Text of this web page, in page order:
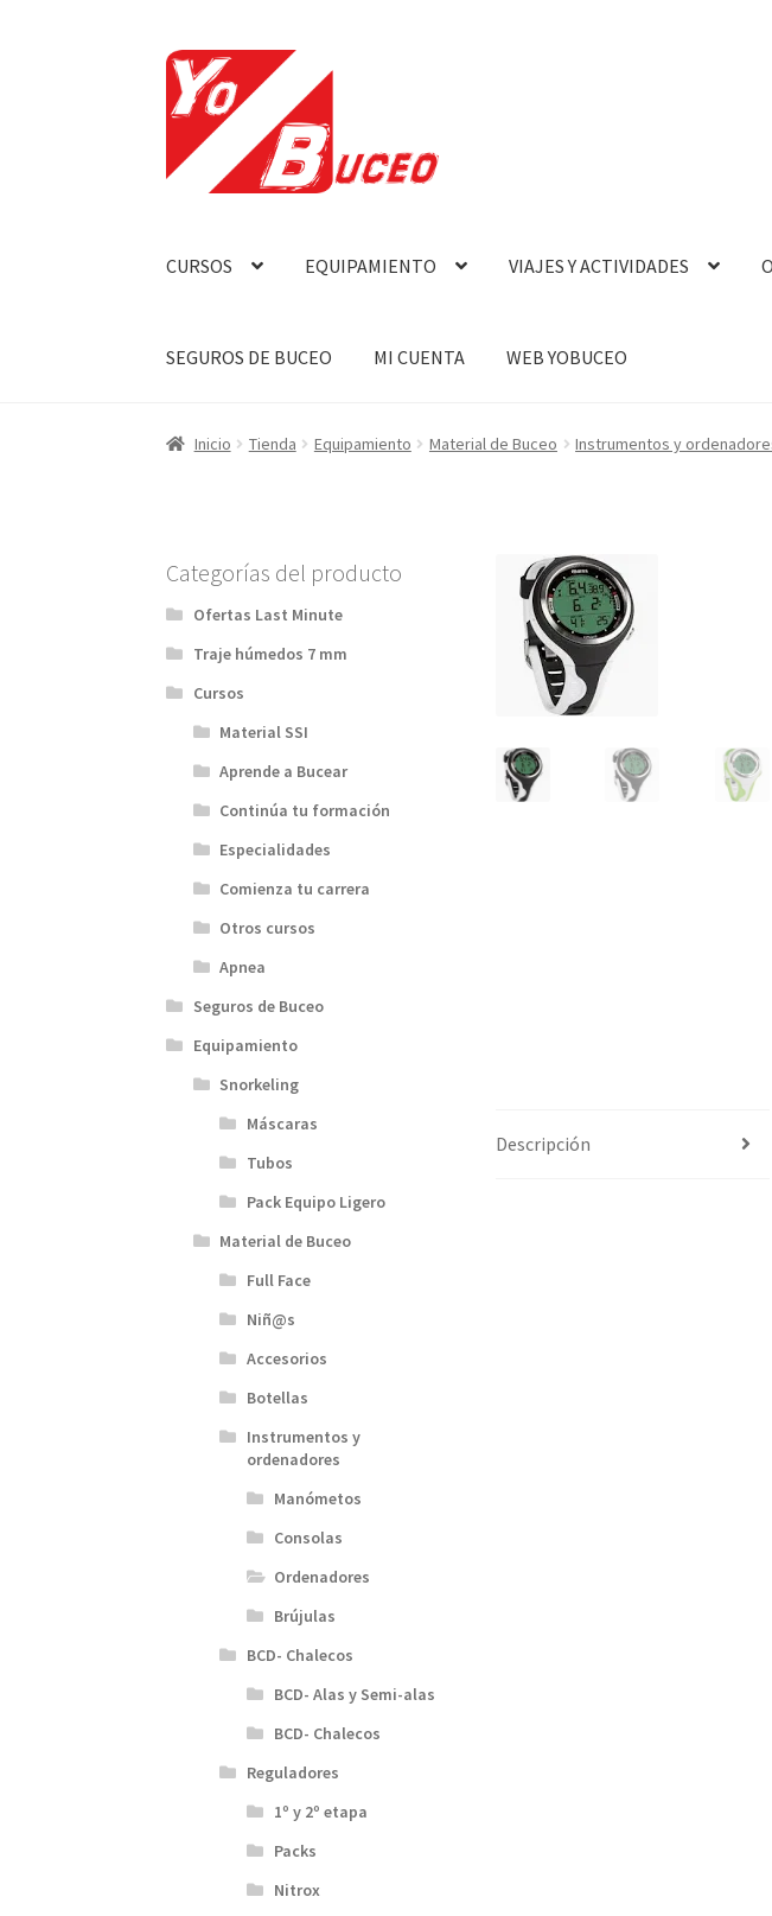
Ir
la
navegación
Ir
al
contenido
CURSOS EQUIPAMIENTO VIAJES Y ACTIVIDADES
SEGUROS DE BUCEO MI CUENTA WEB YOBUCEO
Inicio Tienda Equipamiento Material de Buceo Instrumentos y
Descripción
Categorías del producto
Ofertas Last Minute
Traje húmedos 7 mm
Cursos
Material SSI
Aprende a Bucear
Continúa tu formación
Especialidades
Comienza tu carrera
Otros cursos
Apnea
Seguros de Buceo
Equipamiento
Snorkeling
Máscaras
Tubos
Pack Equipo Ligero
Material de Buceo
Full Face
Niñ@s
Accesorios
Botellas
Instrumentos y
ordenadores
Manómetos
Consolas
Ordenadores
Brújulas
BCD- Chalecos
BCD- Alas y Semi-alas
BCD- Chalecos
Reguladores
1º y 2º etapa
Packs
Nitrox